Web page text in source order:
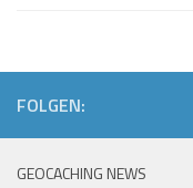
FOLGEN:
GEOCACHING NEWS